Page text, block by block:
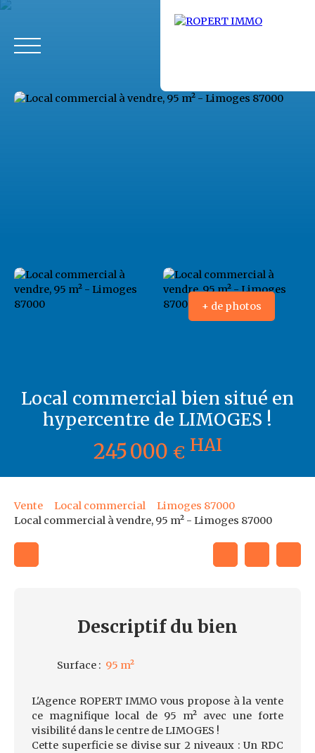
+ de photos
Local commercial bien situé en
hypercentre de LIMOGES !
245 000 € HAI
Vente Local commercial
Limoges 87000
Local commercial à vendre, 95 m² - Limoges 87000
Descriptifdu bien
Surface : 95 m²
L'Agence ROPERT IMMO vous propose à la vente
ce magnifique local de 95 m² avec une forte
visibilité dans le centre de LIMOGES !
Cette superficie se divise sur 2 niveaux : Un RDC